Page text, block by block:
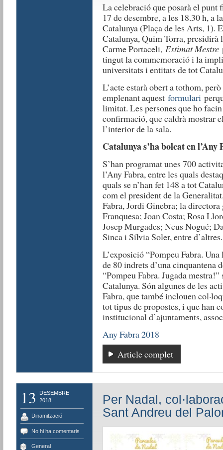
La celebració que posarà el
17 de desembre, a les 18.30 h, a
Catalunya (Plaça de les Arts, 1).
Catalunya, Quim Torra, presidirà
Carme Portaceli, Estimat Mestre
tingut la commemoració i la
universitats i entitats de tot
L’acte estarà obert a tothom,
emplenant aquest formulari
limitat. Les persones que ho
confirmació, que caldrà mostrar
l’interior de la sala.
Catalunya s’ha bolcat en l’Any
S’han programat unes 700
l’Any Fabra, entre les quals
quals se n’han fet 148 a tot
com el president de la
Fabra, Jordi Ginebra; la
Franquesa; Joan Costa; Rosa
Josep Murgades; Neus Nogué;
Sinca i Sílvia Soler, entre d’altres.
L’exposició “Pompeu Fabra.
de 80 indrets d’una
“Pompeu Fabra. Jugada
Catalunya. Són algunes de les
Fabra, que també inclouen
tot tipus de propostes, i que han
institucional d’ajuntaments,
Any Fabra 2018
Article complet
13
DESEMBRE
2018
Dinamització
No hi ha comentaris
General
Per Nadal,
Sant Andreu del